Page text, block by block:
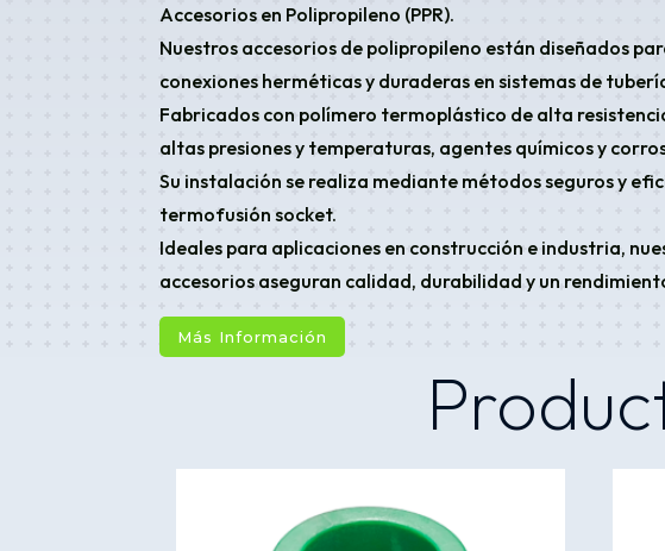
Accesorios en Polipropileno (PPR).
Nuestros accesorios de polipropileno están diseñados
conexiones herméticas y duraderas en sistemas de
Fabricados con polímero termoplástico de alta
altas presiones y temperaturas, agentes químicos y
Su instalación se realiza mediante métodos seguros y
termofusión socket.
Ideales para aplicaciones en construcción e industria,
accesorios aseguran calidad, durabilidad y un
Más Información